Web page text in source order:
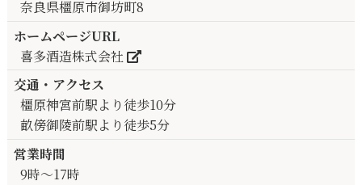
奈良県橿原市御坊町8
ホームページURL
喜多酒造株式会社
交通・アクセス
橿原神宮前駅より徒歩10分
畝傍御陵前駅より徒歩5分
営業時間
9時～17時